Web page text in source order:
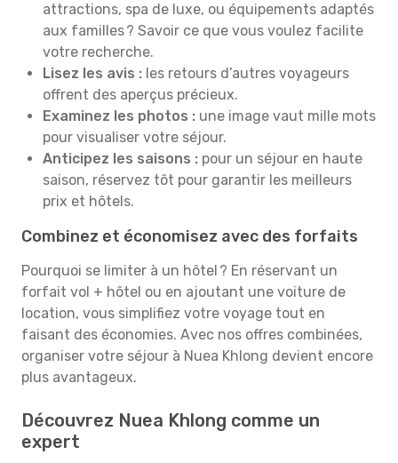
attractions, spa de luxe, ou équipements adaptés
aux familles ? Savoir ce que vous voulez facilite
votre recherche.
Lisez les avis : les retours d’autres voyageurs
offrent des aperçus précieux.
Examinez les photos : une image vaut mille mots
pour visualiser votre séjour.
Anticipez les saisons : pour un séjour en haute
saison, réservez tôt pour garantir les meilleurs
prix et hôtels.
Combinez et économisez avec des forfaits
Pourquoi se limiter à un hôtel ? En réservant un
forfait vol + hôtel ou en ajoutant une voiture de
location, vous simplifiez votre voyage tout en
faisant des économies. Avec nos offres combinées,
organiser votre séjour à Nuea Khlong devient encore
plus avantageux.
Découvrez Nuea Khlong comme un
expert